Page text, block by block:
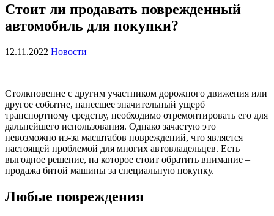
Стоит ли продавать поврежденный
автомобиль для покупки?
12.11.2022 Новости
Столкновение с другим участником дорожного движения или
другое событие, нанесшее значительный ущерб
транспортному средству, необходимо отремонтировать его для
дальнейшего использования. Однако зачастую это
невозможно из-за масштабов повреждений, что является
настоящей проблемой для многих автовладельцев. Есть
выгодное решение, на которое стоит обратить внимание –
продажа битой машины за специальную покупку.
Любые повреждения